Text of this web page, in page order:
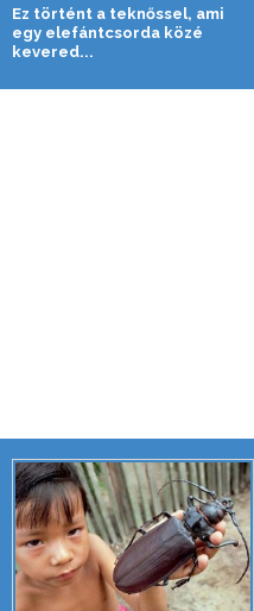
Ez történt a teknőssel, ami
egy elefántcsorda közé
kevered...